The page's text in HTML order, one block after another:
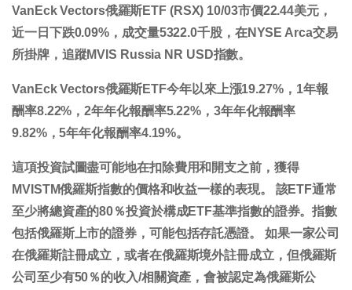
VanEck Vectors俄羅斯ETF (RSX) 10/03市價22.44美元，
近一日 下跌0.09% ，成交量5322.0千股，在NYSE Arca交易
所掛牌，追蹤MVIS Russia NR USD指數。
VanEck Vectors俄羅斯ETF今年以來上漲19.27%，1年報
酬率8.22% ，2年年化報酬率5.22% ，3年年化報酬率
9.82%，5年年化報酬率4.19%。
這項投資試圖盡可能地在扣除費用和開支之前，獲得
MVISTM俄羅斯指數的價格和收益一樣的表現。 該ETF通常
至少將總資產的80％投資於構成ETF基準指數的證券。指數
包括俄羅斯上市的證券，可能包括存託憑證。 如果一家公司
在俄羅斯註冊成立，或者在俄羅斯境外註冊成立，但俄羅斯
公司至少有50％的收入/相關資產，會被認定為俄羅斯公